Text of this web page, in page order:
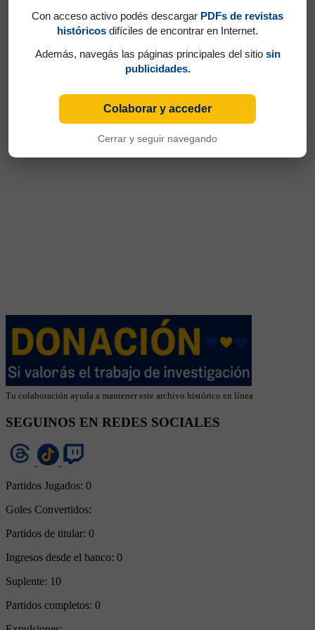
Tu colaboración ayuda a mantener este archivo histórico en línea
SEGUINOS EN REDES SOCIALES
Partidos Jugados: 0
Goles Convertidos:
Partidos de titular: 0
Ingresos desde el banco: 0
Suplente: 10
Partidos completos: 0
Con acceso activo podés descargar PDFs de revistas
históricos difíciles de encontrar en Internet.
Además, navegás las páginas principales del sitio sin
publicidades.
Colaborar y acceder
Cerrar y seguir navegando